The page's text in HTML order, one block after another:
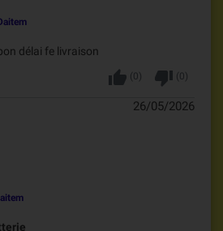
délai fe livraison
thumb_up (0 ) thumb_down (0 )
26/05/2026